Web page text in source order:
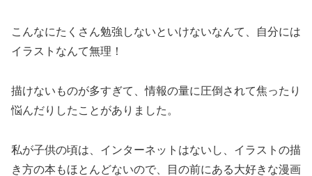
こんなにたくさん勉強しないといけないなんて、自分には
イラストなんて無理！
描けないものが多すぎて、情報の量に圧倒されて焦ったり
悩んだりしたことがありました。
私が子供の頃は、インターネットはないし、イラストの描
き方の本もほとんどないので、目の前にある大好きな漫画